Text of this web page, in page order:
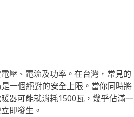
壓、電流及功率。在台灣，常見的
一個絕對的安全上限。當你同時將
器可能就消耗1500瓦，幾乎佔滿一
即發生。